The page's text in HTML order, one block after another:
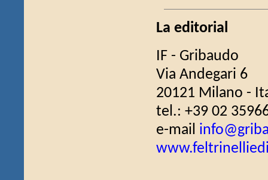
La editorial
IF - Gribaudo
Via Andegari 6
20121 Milano -
tel.: +39 02
e-mail